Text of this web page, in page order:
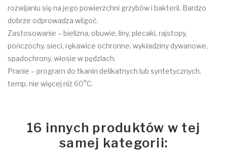
rozwijaniu się na jego powierzchni grzybów i bakterii. Bardzo
dobrze odprowadza wilgoć.
Zastosowanie – bielizna, obuwie, liny, plecaki, rajstopy,
pończochy, sieci, rękawice ochronne, wykładziny dywanowe,
spadochrony, włosie w pędzlach.
Pranie – program do tkanin delikatnych lub syntetycznych,
temp. nie więcej niż 60°C.
16 innych produktów w tej
samej kategorii: